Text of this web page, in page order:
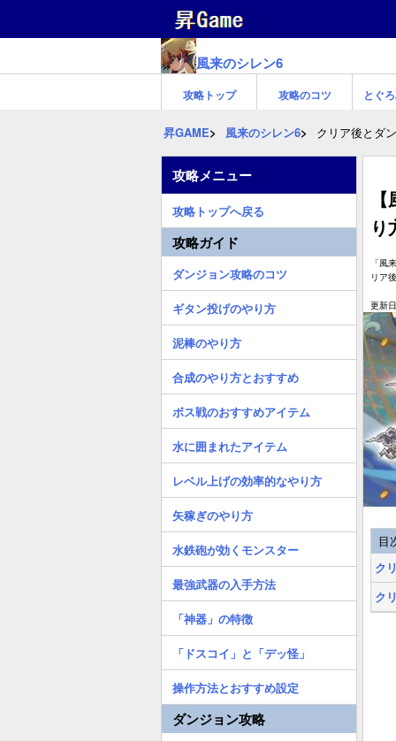
風来のシレン6
攻略トップ 攻略のコツ とぐ
昇GAME 風来のシレン6 クリア後とダ
り
「風
リア
更新
目
ク
ク
攻略メニュー
攻略トップへ戻る
攻略ガイド
ダンジョン攻略のコツ
ギタン投げのやり方
泥棒のやり方
合成のやり方とおすすめ
ボス戦のおすすめアイテム
水に囲まれたアイテム
レベル上げの効率的なやり方
矢稼ぎのやり方
水鉄砲が効くモンスター
最強武器の入手方法
「神器」の特徴
「ドスコイ」と「デッ怪」
操作方法とおすすめ設定
ダンジョン攻略